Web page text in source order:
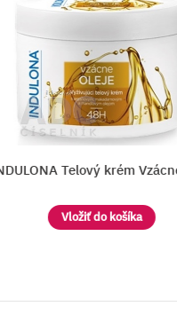
Telový krém Vzácne oleje
Vložiť do košíka